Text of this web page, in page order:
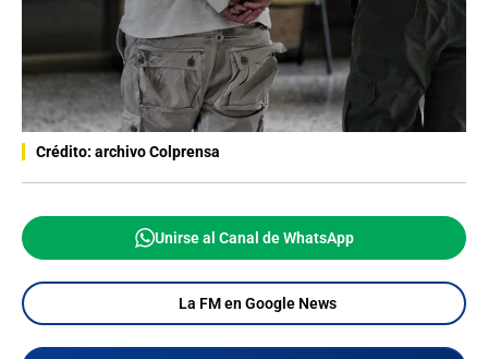
Crédito: archivo Colprensa
Unirse al Canal de WhatsApp
La FM en Google News